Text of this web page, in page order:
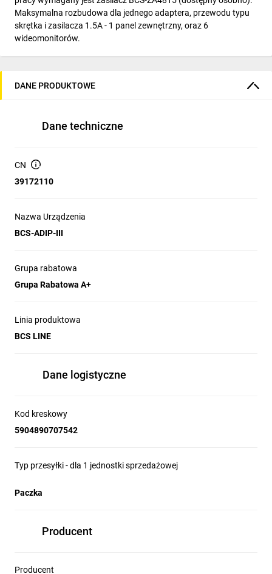
Maksymalna rozbudowa dla jednego adaptera, przewodu typu
skrętka i zasilacza 1.5A - 1 panel zewnętrzny, oraz 6
wideomonitorów.
DANE PRODUKTOWE
Dane techniczne
CN
39172110
Nazwa Urządzenia
BCS-ADIP-III
Grupa rabatowa
Grupa Rabatowa A+
Linia produktowa
BCS LINE
Dane logistyczne
Kod kreskowy
5904890707542
Typ przesyłki - dla 1 jednostki sprzedażowej
Paczka
Producent
Producent